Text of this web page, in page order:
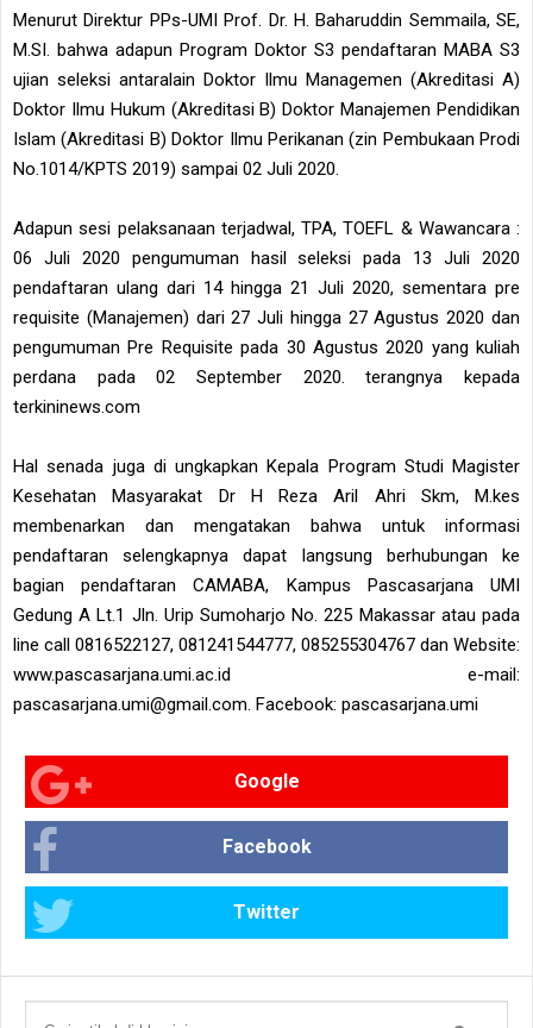
Menurut Direktur PPs-UMI Prof. Dr. H. Baharuddin Semmaila, SE,
M.SI. bahwa adapun Program Doktor S3 pendaftaran MABA S3
ujian seleksi antaralain Doktor Ilmu Managemen (Akreditasi A)
Doktor Ilmu Hukum (Akreditasi B) Doktor Manajemen Pendidikan
Islam (Akreditasi B) Doktor Ilmu Perikanan (zin Pembukaan Prodi
No.1014/KPTS 2019) sampai 02 Juli 2020.
Adapun sesi pelaksanaan terjadwal, TPA, TOEFL & Wawancara :
06 Juli 2020 pengumuman hasil seleksi pada 13 Juli 2020
pendaftaran ulang dari 14 hingga 21 Juli 2020, sementara pre
requisite (Manajemen) dari 27 Juli hingga 27 Agustus 2020 dan
pengumuman Pre Requisite pada 30 Agustus 2020 yang kuliah
perdana pada 02 September 2020. terangnya kepada
terkininews.com
Hal senada juga di ungkapkan Kepala Program Studi Magister
Kesehatan Masyarakat Dr H Reza Aril Ahri Skm, M.kes
membenarkan dan mengatakan bahwa untuk informasi
pendaftaran selengkapnya dapat langsung berhubungan ke
bagian pendaftaran CAMABA, Kampus Pascasarjana UMI
Gedung A Lt.1 Jln. Urip Sumoharjo No. 225 Makassar atau pada
line call 0816522127, 081241544777, 085255304767 dan Website:
www.pascasarjana.umi.ac.id e-mail:
pascasarjana.umi@gmail.com. Facebook: pascasarjana.umi
Google
Facebook
Twitter